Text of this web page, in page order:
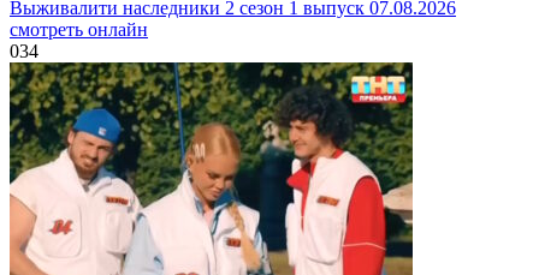
Выживалити наследники 2 сезон 1 выпуск 07.08.2026
смотреть онлайн
034